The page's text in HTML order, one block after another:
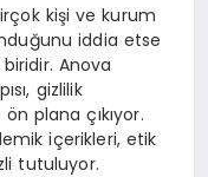
kişi ve kurum
iddia etse
Anova
gizlilik
plana çıkıyor.
içerikleri, etik
tutuluyor.